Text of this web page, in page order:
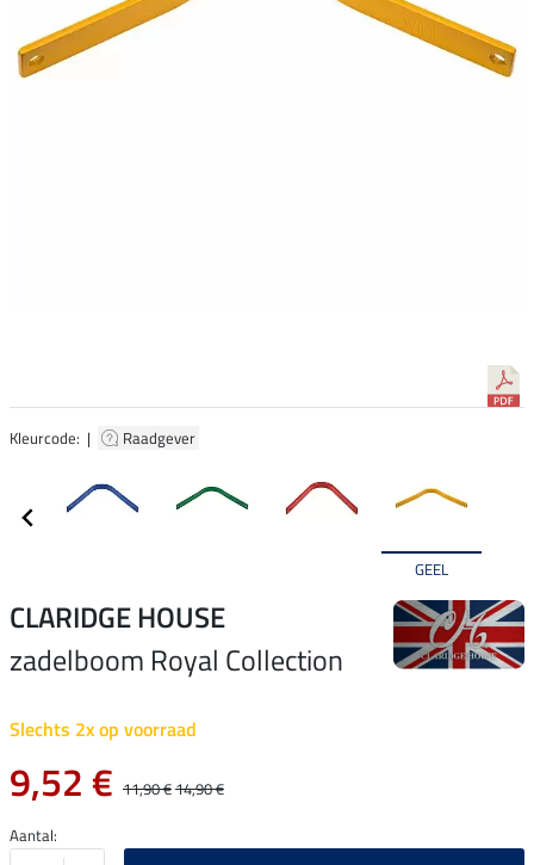
Kleurcode: | Raadgever
GEEL
CLARIDGE HOUSE
zadelboom Royal Collection
Slechts 2x op voorraad
9,52 € 11,90 €14,90 €
Aantal: